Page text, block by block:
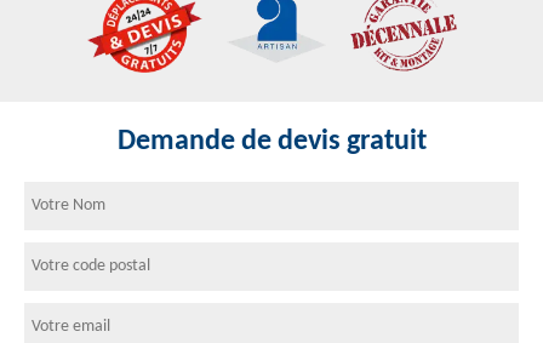
Demande de devis gratuit